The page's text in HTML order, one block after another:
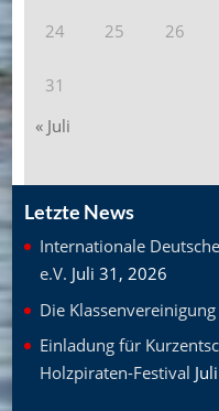
24 25 26
31
« Juli
Letzte News
Internationale
e.V. Juli 31, 2026
Die
Einladung für
Holzpiraten-Festival